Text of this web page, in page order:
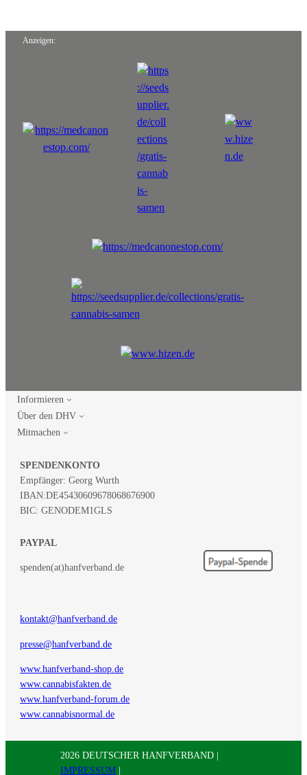
Anzeigen:
Informieren
Über den DHV
Mitmachen
SPENDENKONTO
Empfänger: Georg Wurth
IBAN:DE45430609678068676900
BIC: GENODEM1GLS
PAYPAL
spenden(at)hanfverband.de
kontakt@hanfverband.de
presse@hanfverband.de
www.hanfverband-shop.de
www.cannabisfakten.de
www.hanfverband-forum.de
www.cannabisnormal.de
2026 DEUTSCHER HANFVERBAND |
IMPRESSUM |